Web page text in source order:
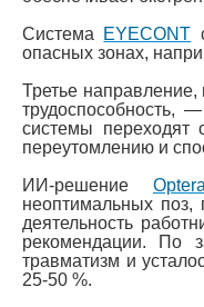
Система EYECONT
опасных зонах,
Третье
трудоспособность, —
системы переходят
переутомлению и
ИИ-решение Optera
неоптимальных поз,
деятельность
рекомендации. По
травматизм и
25-50 %.